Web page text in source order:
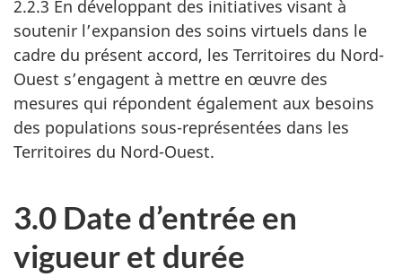
2.2.3 En développant des initiatives visant à
soutenir l’expansion des soins virtuels dans le
cadre du présent accord, les Territoires du Nord-
Ouest s’engagent à mettre en œuvre des
mesures qui répondent également aux besoins
des populations sous-représentées dans les
Territoires du Nord-Ouest.
3.0 Date d’entrée en
vigueur et durée